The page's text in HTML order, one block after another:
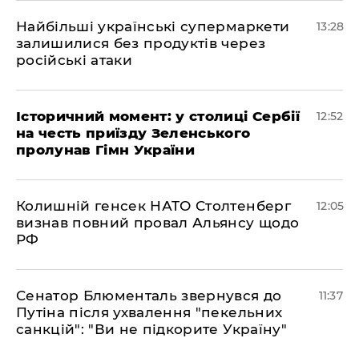
Найбільші українські супермаркети
залишилися без продуктів через
російські атаки
13:28
Історичний момент: у столиці Сербії
на честь приїзду Зеленського
пролунав Гімн України
12:52
Колишній генсек НАТО Столтенберг
визнав повний провал Альянсу щодо
РФ
12:05
Сенатор Блюменталь звернувся до
Путіна після ухвалення "пекельних
санкцій": "Ви не підкорите Україну"
11:37